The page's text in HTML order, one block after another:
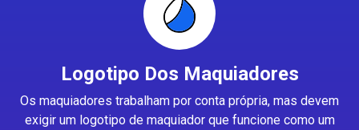
Logotipo Dos Maquiadores
Os maquiadores trabalham por conta própria, mas devem
exigir um logotipo de maquiador que funcione como um